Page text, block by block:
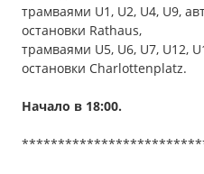
трамваями U1, U2, U4, U9,
остановки Rathaus,
трамваями U5, U6, U7, U12,
остановки Сharlottenplatz.
Начало в 18:00.